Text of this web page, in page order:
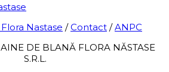
Nastase /Contact /ANPC
DE BLANĂ FLORA NĂSTASE
S.R.L.